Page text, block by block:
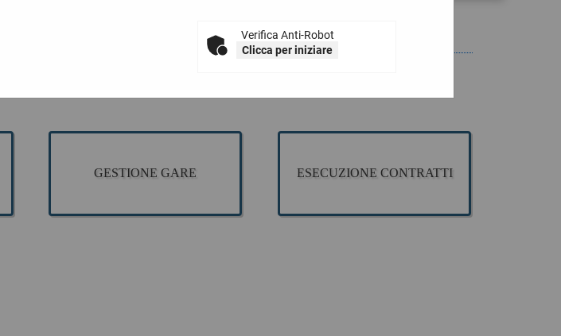
Verifica Anti-Robot
Clicca per iniziare
GESTIONE GARE ESECUZIONE CONTRATTI